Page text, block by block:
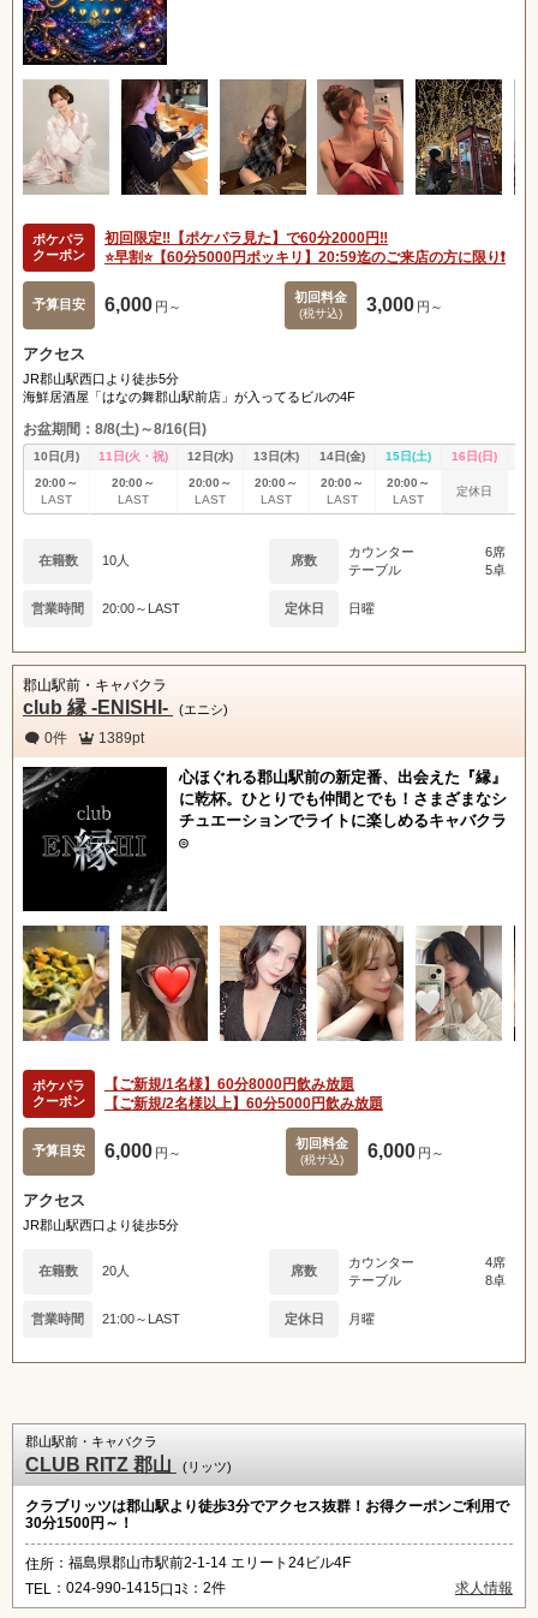
ポケパラ
クーポン
初回限定‼️【ポケパラ見た】で60分2000円‼️
⭐️早割⭐️【60分5000円ポッキリ】20:59迄のご来店の方に限り❗️
予算目安 6,000 円～
初回料金
(税サ込) 3,000 円～
アクセス
JR郡山駅西口より徒歩5分
海鮮居酒屋「はなの舞郡山駅前店」が入ってるビルの4F
お盆期間：8/8(土)～8/16(日)
10日(月) 11日(火・祝) 12日(水) 13日(木) 14日(金) 15日(土) 16日(日)
20:00～
LAST
20:00～
LAST
20:00～
LAST
20:00～
LAST
20:00～
LAST
20:00～
LAST
定休日
在籍数 10人 席数
カウンター
6席
テーブル
5卓
営業時間 20:00～LAST 定休日 日曜
郡山駅前・キャバクラ
club 縁 -ENISHI- (エニシ)
0件 1389pt
心ほぐれる郡山駅前の新定番、出会えた『縁』
に乾杯。ひとりでも仲間とでも！さまざまなシ
チュエーションでライトに楽しめるキャバクラ
◎
ポケパラ
クーポン
【ご新規/1名様】60分8000円飲み放題
【ご新規/2名様以上】60分5000円飲み放題
予算目安 6,000 円～
初回料金
(税サ込) 6,000 円～
アクセス
JR郡山駅西口より徒歩5分
在籍数 20人 席数
カウンター
4席
テーブル
8卓
営業時間 21:00～LAST 定休日 月曜
郡山駅前・キャバクラ
CLUB RITZ 郡山 (リッツ)
クラブリッツは郡山駅より徒歩3分でアクセス抜群！お得クーポンご利用で
30分1500円～！
住所 ：福島県郡山市駅前2-1-14 エリート24ビル4F
TEL ：024-990-1415口ｺﾐ ：2件 求人情報